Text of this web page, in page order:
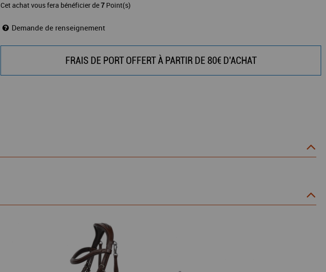
Cet achat vous fera bénéficier de7 Point(s)
Demande de renseignement
FRAIS DE PORT OFFERT À PARTIR DE 80€ D'ACHAT